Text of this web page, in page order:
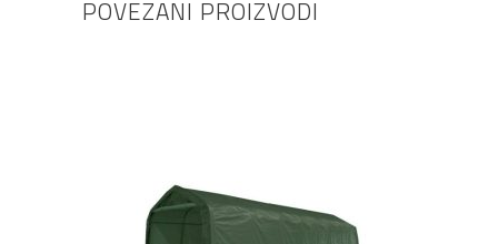
POVEZANI PROIZVODI